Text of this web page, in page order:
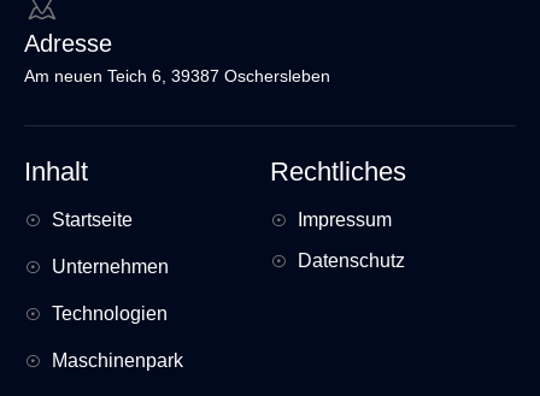
Adresse
Am neuen Teich 6, 39387 Oschersleben
Inhalt
Startseite
Unternehmen
Technologien
Maschinenpark
Rechtliches
Impressum
Datenschutz